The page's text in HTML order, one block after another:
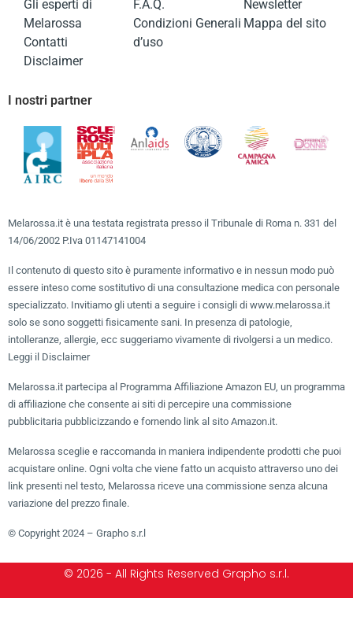
Gli esperti di
Melarossa
Contatti
Disclaimer
F.A.Q.
Condizioni Generali
d’uso
Newsletter
Mappa del sito
I nostri partner
Melarossa.it è una testata registrata presso il Tribunale di Roma n. 331 del
14/06/2002 P.Iva 01147141004
Il contenuto di questo sito è puramente informativo e in nessun modo può
essere inteso come sostitutivo di una consultazione medica con personale
specializzato. Invitiamo gli utenti a seguire i consigli di www.melarossa.it
solo se sono soggetti fisicamente sani. In presenza di patologie,
intolleranze, allergie, ecc suggeriamo vivamente di rivolgersi a un medico.
Leggi il Disclaimer
Melarossa.it partecipa al Programma Affiliazione Amazon EU, un programma
di affiliazione che consente ai siti di percepire una commissione
pubblicitaria pubblicizzando e fornendo link al sito Amazon.it.
Melarossa sceglie e raccomanda in maniera indipendente prodotti che puoi
acquistare online. Ogni volta che viene fatto un acquisto attraverso uno dei
link presenti nel testo, Melarossa riceve una commissione senza alcuna
variazione del prezzo finale.
© Copyright 2024 – Grapho s.r.l
© 2026 - All Rights Reserved Grapho s.r.l.